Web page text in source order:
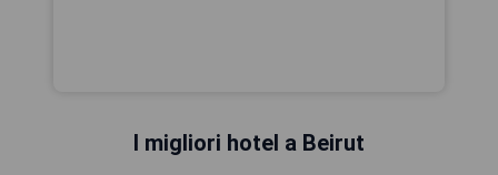
I migliori hotel a Beirut